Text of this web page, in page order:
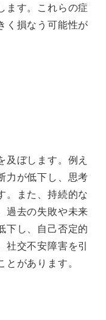
ます。これらの症
く損なう可能性が
及ぼします。例え
力が低下し、思考
。また、持続的な
過去の失敗や未来
下し、自己否定的
社交不安障害を引
があります。